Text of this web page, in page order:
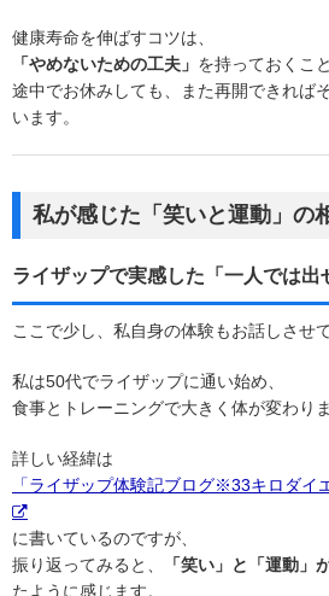
健康寿命を伸ばすコツは、
「やめないための工夫」 を持っておくこと
途中でお休みしても、また再開できれば
います。
私が感じた「笑いと運動」の
ライザップで実感した「一人では出
ここで少し、私自身の体験もお話しさせ
私は50代でライザップに通い始め、
食事とトレーニングで大きく体が変わりま
詳しい経緯は
「ライザップ体験記ブログ※33キロダイ
に書いているのですが、
振り返ってみると、
「笑い」と「運動」
たように感じます。